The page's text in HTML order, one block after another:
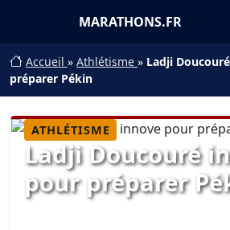
MARATHONS.FR
Accueil » Athlétisme » Ladji
préparer Pékin
ATHLÉTISME
Ladji Doucouré
pour préparer